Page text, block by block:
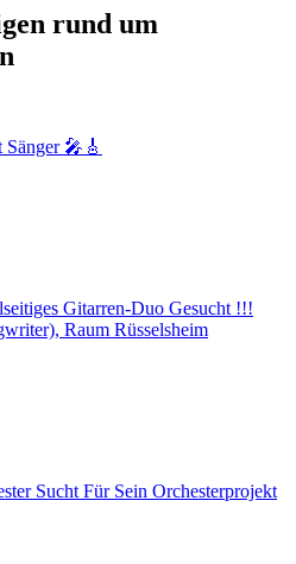
rund um
🎤🎸
Gitarren-Duo Gesucht !!!
Raum Rüsselsheim
Sucht Für Sein Orchesterprojekt